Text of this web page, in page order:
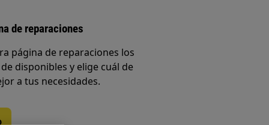
de reparaciones
página de reparaciones los
disponibles y elige cuál de
a tus necesidades.